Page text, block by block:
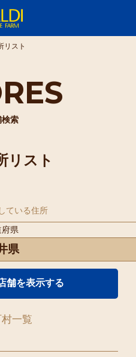
検索
リスト
リスト
ている住所
県
県
一覧